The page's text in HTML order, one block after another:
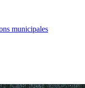
municipales